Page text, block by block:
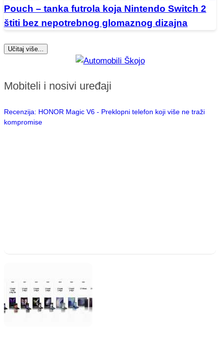
Pouch – tanka futrola koja Nintendo Switch 2
štiti bez nepotrebnog glomaznog dizajna
Učitaj više...
Mobiteli i nosivi uređaji
Recenzija: HONOR Magic V6 - Preklopni telefon koji više ne traži
kompromise